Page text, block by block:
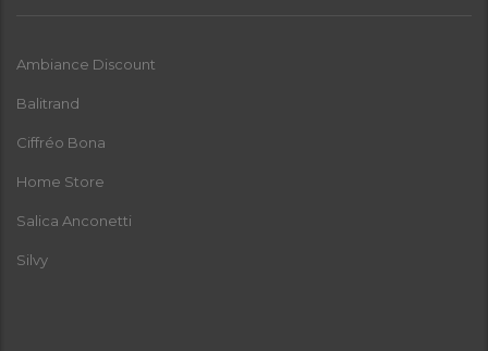
Ambiance Discount
Balitrand
Ciffréo Bona
Home Store
Salica Anconetti
Silvy